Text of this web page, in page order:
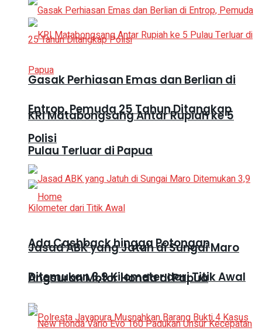
Gasak Perhiasan Emas dan Berlian di
Entrop, Pemuda 25 Tahun Ditangkap
Polisi
Jasad ABK yang Jatuh di Sungai Maro
Ditemukan 3,9 Kilometer dari Titik Awal
KRI Matabongsang Antar Rupiah ke 5
Pulau Terluar di Papua
Ada Cashback hingga Potongan
Angsuran Motor Honda di Papua